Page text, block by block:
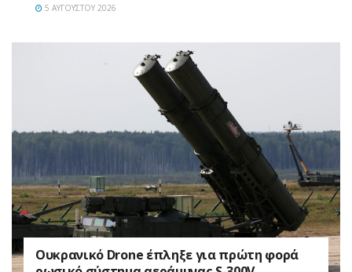
5 ΑΥΓΟΎΣΤΟΥ 2026
Ουκρανικό Drone έπληξε για πρώτη φορά